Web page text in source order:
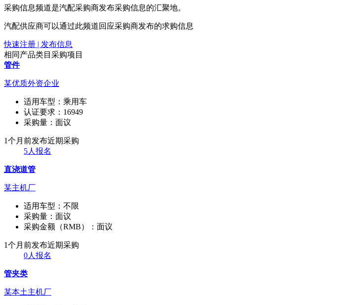
采购信息频道是汽配采购商发布采购信息的汇聚地。
汽配供应商可以通过此频道回应采购商发布的求购信息
快速注册 | 发布信息
相同产品类目采购项目
管件
某优质外资企业
适用车型： 乘用车
认证要求： 16949
采购量： 面议
1个月前发布近期采购
5人报名
直浇道管
某主机厂
适用车型： 不限
采购量： 面议
采购金额（RMB）： 面议
1个月前发布近期采购
0人报名
管夹类
某本土主机厂